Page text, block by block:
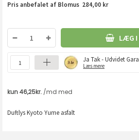
Pris anbefalet af Blomus 284,00 kr
LÆG I
Ja Tak - Udvidet
Læs mere
Duftlys Kyoto Yume asfalt